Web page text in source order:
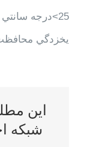
25
<درجه سانتي
يخزدگي
این
شبکه